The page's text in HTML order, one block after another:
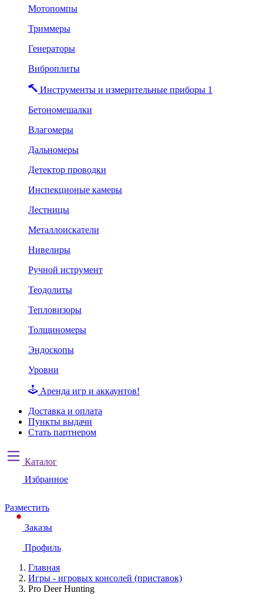
Мотопомпы
Триммеры
Генераторы
Виброплиты
Инструменты и измерительные приборы 1
Бетономешалки
Влагомеры
Дальномеры
Детектор проводки
Инспекционые камеры
Лестницы
Металлоискатели
Нивелиры
Ручной иструмент
Теодолиты
Тепловизоры
Толщиномеры
Эндоскопы
Уровни
Аренда игр и аккаунтов!
Доставка и оплата
Пункты выдачи
Стать партнером
Каталог
Избранное
Разместить
Заказы
Профиль
Главная
Игры - игровых консолей (приставок)
Pro Deer Hunting